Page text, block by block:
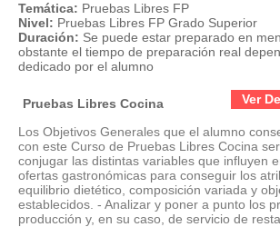
Temática: Pruebas Libres FP
Nivel: Pruebas Libres FP Grado Superior
Duración: Se puede estar preparado en
obstante el tiempo de preparación real
dedicado por el alumno
Ver
Pruebas Libres Cocina
Los Objetivos Generales que el alumno
con este Curso de Pruebas Libres Cocina
conjugar las distintas variables que influyen
ofertas gastronómicas para conseguir los
equilibrio dietético, composición variada y
establecidos. - Analizar y poner a punto los
producción y, en su caso, de servicio de